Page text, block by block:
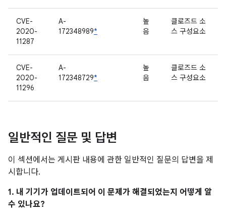
CVE-
2020-
11287
A-
172348989*
높
음
클로즈드 소
스 구성요소
CVE-
2020-
11296
A-
172348729*
높
음
클로즈드 소
스 구성요소
일반적인 질문 및 답변
이 섹션에서는 게시판 내용에 관한 일반적인 질문의 답변을 제
시합니다.
1. 내 기기가 업데이트되어 이 문제가 해결되었는지 어떻게 알
수 있나요?